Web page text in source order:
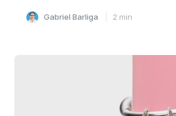
Gabriel Barliga 2 min